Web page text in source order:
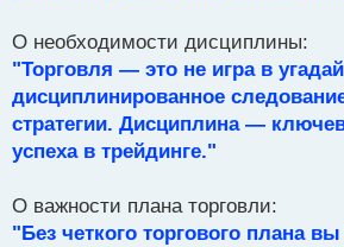
О необходимости дисциплины:
"Торговля — это не игра в
дисциплинированное
стратегии. Дисциплина —
успеха в трейдинге."
О важности плана торговли:
"Без четкого торгового плана